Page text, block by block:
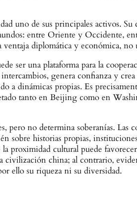
uno de sus principales activos.
entre Oriente y Occidente,
diplomática y económica,
ser una plataforma para la
genera confianza y
a dinámicas propias. Es
tanto en Beijing como en
pero no determina soberanías.
sobre historias propias,
proximidad cultural puede
china; al contrario,
ello su riqueza ni su diversidad.